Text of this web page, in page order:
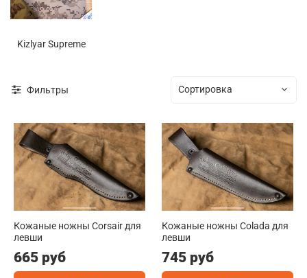
Kizlyar Supreme
Фильтры
Кожаные ножны Corsair для
левши
665 руб
Кожаные ножны Colada для
левши
745 руб